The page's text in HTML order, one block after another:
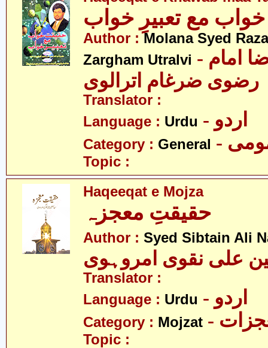
مع تعبیرِ خواب
Author :Molana Syed
Zargham Utralvi - مولانا سید رضا امام
رضوی ضرغام اترالوی
Translator :
Language : Urdu - اردو
Category : General
Topic :
Haqeeqat e Mojza
حقیقتِ معجزہ
Author : Syed Sibtain Ali
علی نقوی امروہوی
Translator :
Language : Urdu - اردو
Category : Mojzat
Topic :